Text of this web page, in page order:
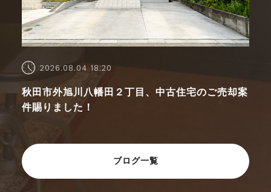
2026.08.04 18:20
秋田市外旭川八幡田２丁目、中古住宅のご売却案
件賜りました！
ブログ一覧